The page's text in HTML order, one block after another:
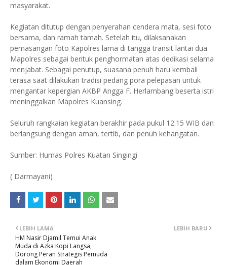
masyarakat.
Kegiatan ditutup dengan penyerahan cendera mata, sesi foto
bersama, dan ramah tamah. Setelah itu, dilaksanakan
pemasangan foto Kapolres lama di tangga transit lantai dua
Mapolres sebagai bentuk penghormatan atas dedikasi selama
menjabat. Sebagai penutup, suasana penuh haru kembali
terasa saat dilakukan tradisi pedang pora pelepasan untuk
mengantar kepergian AKBP Angga F. Herlambang beserta istri
meninggalkan Mapolres Kuansing.
Seluruh rangkaian kegiatan berakhir pada pukul 12.15 WIB dan
berlangsung dengan aman, tertib, dan penuh kehangatan.
Sumber: Humas Polres Kuatan Singingi
( Darmayani)
LEBIH BARU
LEBIH LAMA
HM Nasir Djamil Temui Anak
Muda di Azka Kopi Langsa,
Dorong Peran Strategis Pemuda
dalam Ekonomi Daerah